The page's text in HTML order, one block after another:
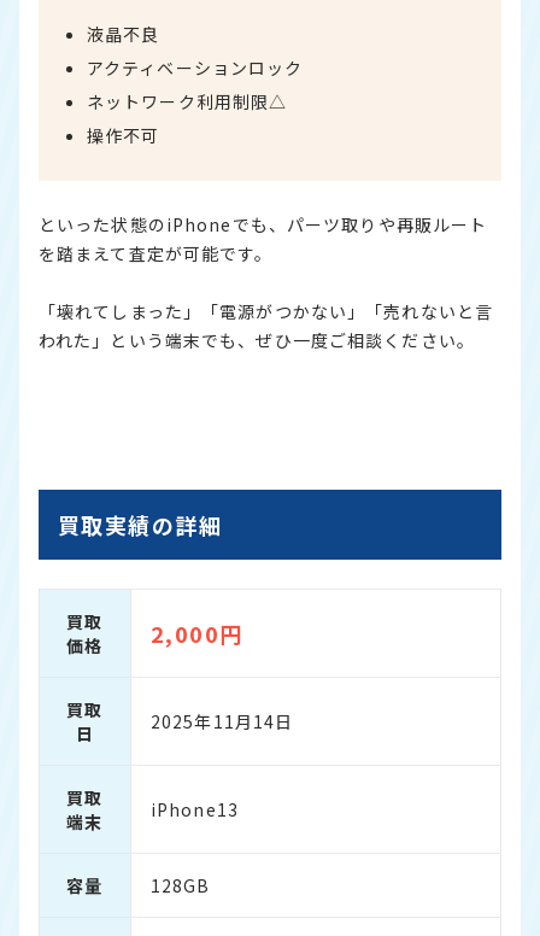
液晶不良
アクティベーションロック
ネットワーク利用制限△
操作不可
といった状態のiPhoneでも、パーツ取りや再販ルート
を踏まえて査定が可能です。
「壊れてしまった」「電源がつかない」「売れないと言
われた」という端末でも、ぜひ一度ご相談ください。
買取実績の詳細
買取
価格
2,000円
買取
日
2025年11月14日
買取
端末
iPhone13
容量 128GB